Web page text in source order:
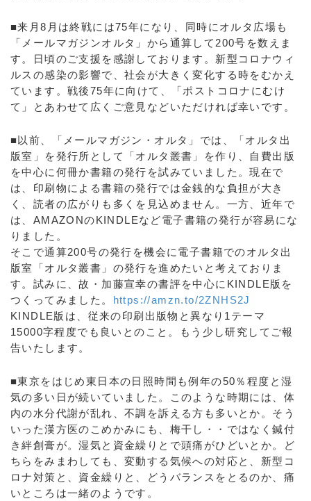
■来月8月は終戦には75年になり、同時にオルタ広場も
「メールマガジンオルタ」から通算して200号を数えま
す。日頃のご支援を感謝しております。新型コロナウィ
ルスの感染の影響で、社会が大きく変化する時をむかえ
ています。戦後75年に向けて、「ポストコロナにむけ
て」とあわせて広くご意見などいただければ幸いです。
■以前、「メールマガジン・オルタ」では、「オルタ出
版室」を発行所として「オルタ叢書」を作り、自費出版
を中心に何冊か書籍の発行を試みていました。現在で
は、印刷物による書籍の発行では金銭的な負担が大き
く、読者の広がりも多くを見込めません。一方、近年で
は、AMAZONのKINDLEなど電子書籍の発行が容易にな
りました。
そこで通算200号の発行を機会に電子書籍でのオルタ出
版室「オルタ叢書」の発行を進めたいと考えておりま
す。試みに、故・加藤宣幸の書評を中心にKINDLE版を
つくってみました。 https://amzn.to/2ZNHS2J
KINDLE版は、従来の印刷出版物と異なり1テーマ
15000字程度でも良いとのこと。もう少し研究してご報
告いたします。
■東京をはじめ東日本の日照時間も例年の50％程度と湿
気の多い日が続いていました。このような時期には、体
内の水分代謝が乱れ、不調を訴える方も多いとか。そう
いった漢方医のこめかみにも、梅干し・・ではなく鍼付
き絆創膏が。湿気と資金繰りとで頭痛がひどいとか。ど
ちらをみまわしても、変動する気候への対応と、新型コ
ロナ対策と、資金繰りと、どうバランスをとるのか、痛
いところは一緒のようです。